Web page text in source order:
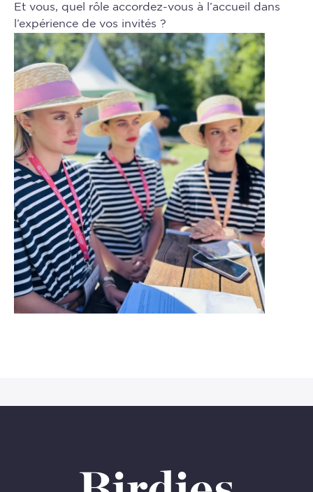
Et vous, quel rôle accordez-vous à l’accueil dans
l’expérience de vos invités ?